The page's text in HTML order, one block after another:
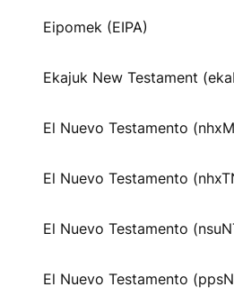
Eipomek (EIPA)
Ekajuk New Testament
El Nuevo Testamento
El Nuevo Testamento
El Nuevo Testamento
El Nuevo Testamento